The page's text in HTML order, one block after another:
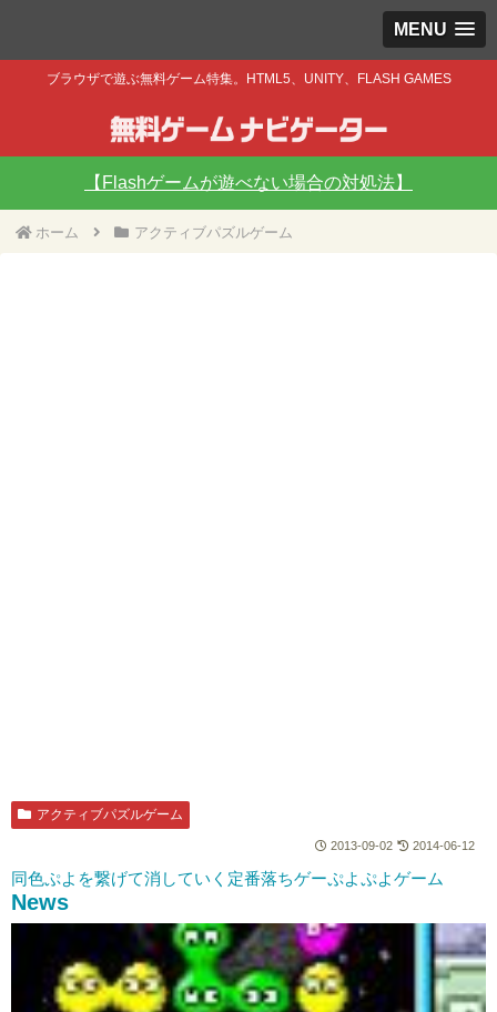
MENU
ブラウザで遊ぶ無料ゲーム特集。HTML5、UNITY、FLASH GAMES
【Flashゲームが遊べない場合の対処法】
ホーム アクティブパズルゲーム
アクティブパズルゲーム
2013-09-02 2014-06-12
同色ぷよを繋げて消していく定番落ちゲーぷよぷよゲーム
News